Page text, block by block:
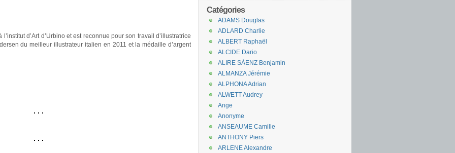
d’Art d’Urbino et est reconnue pour son travail d’illustratrice
du meilleur illustrateur italien en 2011 et la médaille d’argent
Catégories
ADAMS Douglas
ADLARD Charlie
ALBERT Raphaël
ALCIDE Dario
ALIRE SÁENZ Benjamin
ALMANZA Jérémie
ALPHONA Adrian
ALWETT Audrey
Ange
Anonyme
ANSEAUME Camille
ANTHONY Piers
ARLENE Alexandre